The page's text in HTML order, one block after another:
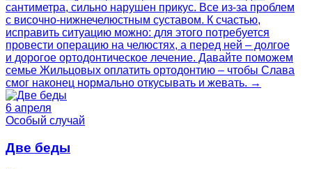
сантиметра, сильно нарушен прикус. Все из-за проблем
с височно-нижнечелюстным суставом. К счастью,
исправить ситуацию можно: для этого потребуется
провести операцию на челюстях, а перед ней – долгое
и дорогое ортодонтическое лечение. Давайте поможем
семье Жильцовых оплатить ортодонтию – чтобы Слава
смог наконец нормально откусывать и жевать. →
6 апреля
Особый случай
Две беды